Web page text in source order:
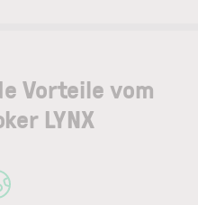
Vorteile vom
LYNX